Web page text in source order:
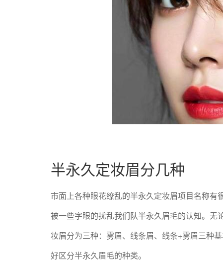
半永久定妆眉分几种
市面上各种眼花缭乱的半永久定妆眉项目名称
被一些字眼的扰乱我们队半永久眉毛的认知。
妆眉分为三种：雾眉、线条眉、线条+雾眉三种
好区分半永久眉毛的种类。